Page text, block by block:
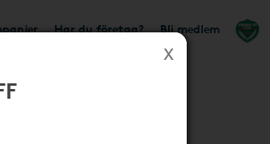
Har du företag? Bli medlem